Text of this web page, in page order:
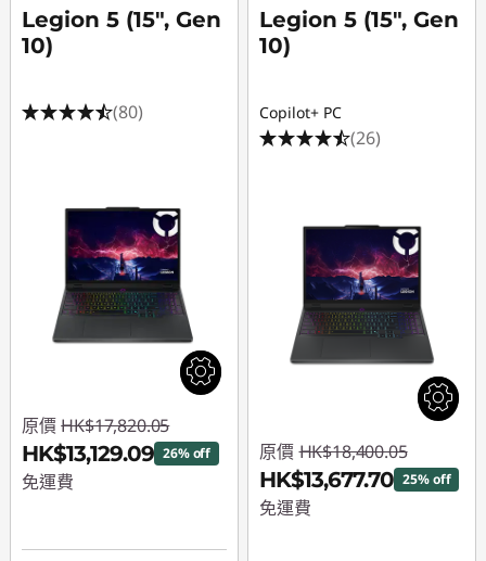
Legion 5 (15", Gen
10)
(80)
原價 HK$17,820.05
HK$13,129.09 26% off
免運費
Legion 5 (15", Gen
10)
Copilot+ PC
(26)
原價 HK$18,400.05
HK$13,677.70 25% off
免運費